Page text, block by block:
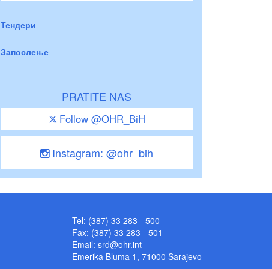
Тендери
Запослење
PRATITE NAS
Follow @OHR_BiH
Instagram: @ohr_bih
Tel: (387) 33 283 - 500
Fax: (387) 33 283 - 501
Email: srd@ohr.int
Emerika Bluma 1, 71000 Sarajevo